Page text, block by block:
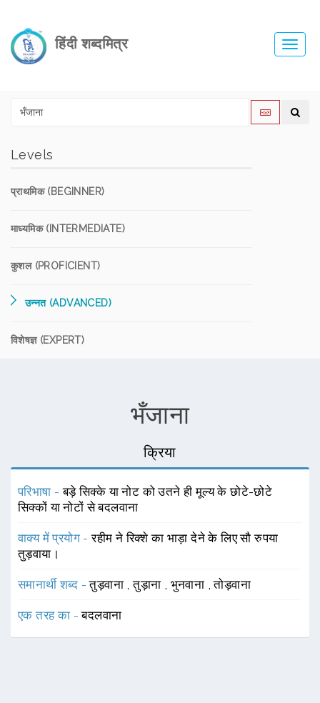
हिंदी शब्दमित्र
Levels
प्राथमिक (BEGINNER)
माध्यमिक (INTERMEDIATE)
कुशल (PROFICIENT)
उन्नत (ADVANCED)
विशेषज्ञ (EXPERT)
भँजाना
क्रिया
परिभाषा -बड़े सिक्के या नोट को उतने ही मूल्य के छोटे-छोटे
सिक्कों या नोटों से बदलवाना
वाक्य में प्रयोग -रहीम ने रिक्शे का भाड़ा देने के लिए सौ रुपया
तुड़वाया।
समानार्थी शब्द -तुड़वाना ,तुड़ाना , भुनवाना ,तोड़वाना
एक तरह का -बदलवाना